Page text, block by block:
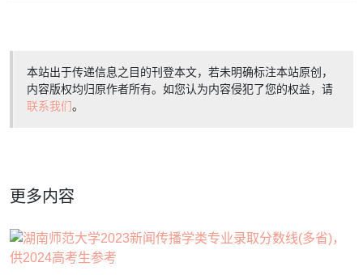
本站出于传递信息之目的刊登本文，若未明确标注本站原创，
内容版权均归原作者所有。如您认为内容侵犯了您的权益，请
联系我们。
更多内容